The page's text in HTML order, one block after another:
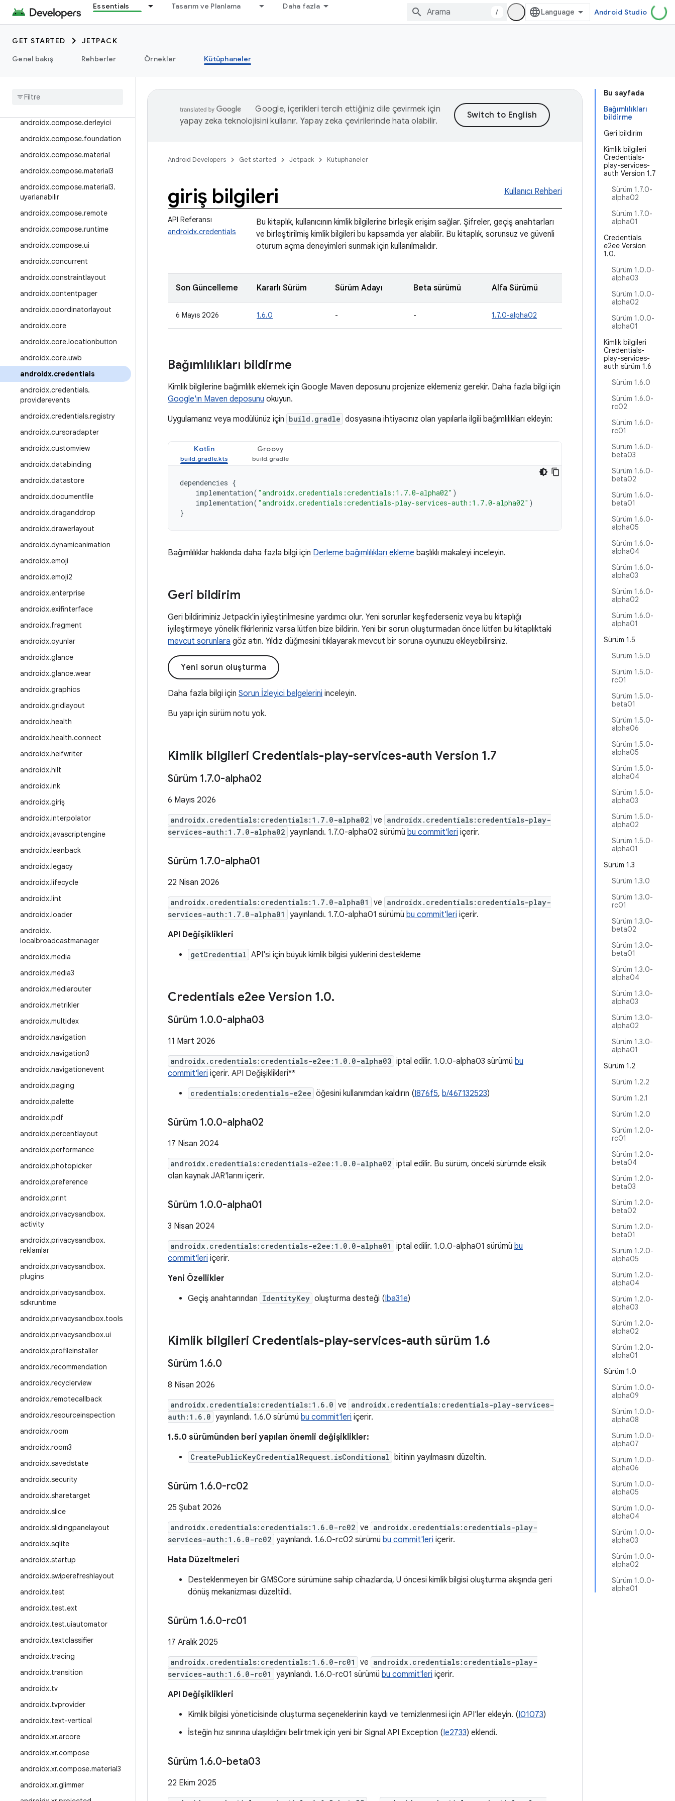
Essentials Tasarım ve Planlama Daha fazla
/ Android Studio
GET STARTED
JETPACK
Genel bakış
Rehberler Örnekler Kütüphaneler
androidx.camera.viewfinder
androidx.car
androidx.car.app
androidx.cardview
androidx.compose.derleyici
androidx.compose.foundation
androidx.compose.material
androidx.compose.material3
androidx.compose.material3.
uyarlanabilir
androidx.compose.remote
androidx.compose.runtime
androidx.compose.ui
androidx.concurrent
androidx.constraintlayout
androidx.contentpager
androidx.coordinatorlayout
androidx.core
androidx.core.locationbutton
androidx.core.uwb
androidx.credentials
androidx.credentials.
providerevents
androidx.credentials.registry
androidx.cursoradapter
androidx.customview
androidx.databinding
androidx.datastore
androidx.documentfile
androidx.draganddrop
androidx.drawerlayout
androidx.dynamicanimation
androidx.emoji
androidx.emoji2
androidx.enterprise
androidx.exifinterface
androidx.fragment
androidx.oyunlar
androidx.glance
androidx.glance.wear
androidx.graphics
androidx.gridlayout
androidx.health
androidx.health.connect
androidx.heifwriter
androidx.hilt
androidx.ink
androidx.giriş
androidx.interpolator
androidx.javascriptengine
androidx.leanback
androidx.legacy
androidx.lifecycle
androidx.lint
androidx.loader
androidx.
localbroadcastmanager
androidx.media
androidx.media3
androidx.mediarouter
androidx.metrikler
androidx.multidex
androidx.navigation
androidx.navigation3
androidx.navigationevent
androidx.paging
androidx.palette
androidx.pdf
androidx.percentlayout
androidx.performance
androidx.photopicker
androidx.preference
androidx.print
androidx.privacysandbox.
activity
androidx.privacysandbox.
reklamlar
androidx.privacysandbox.
plugins
androidx.privacysandbox.
sdkruntime
androidx.privacysandbox.tools
androidx.privacysandbox.ui
androidx.profileinstaller
androidx.recommendation
androidx.recyclerview
androidx.remotecallback
androidx.resourceinspection
androidx.room
androidx.room3
androidx.savedstate
androidx.security
androidx.sharetarget
androidx.slice
androidx.slidingpanelayout
androidx.sqlite
androidx.startup
androidx.swiperefreshlayout
androidx.test
androidx.test.ext
androidx.test.uiautomator
androidx.textclassifier
androidx.tracing
androidx.transition
androidx.tv
androidx.tvprovider
androidx.text-vertical
androidx.xr.arcore
androidx.xr.compose
androidx.xr.compose.material3
androidx.xr.glimmer
Bu sayfada
Bağımlılıkları
bildirme
Geri bildirim
Kimlik bilgileri
Credentials-
play-services-
auth Version 1.7
Sürüm 1.7.0-
alpha02
Sürüm 1.7.0-
alpha01
Credentials
e2ee Version
1.0.
Sürüm 1.0.0-
alpha03
Sürüm 1.0.0-
alpha02
Sürüm 1.0.0-
alpha01
Kimlik bilgileri
Credentials-
play-services-
auth sürüm 1.6
Sürüm 1.6.0
Sürüm 1.6.0-
rc02
Sürüm 1.6.0-
rc01
Sürüm 1.6.0-
beta03
Sürüm 1.6.0-
beta02
Sürüm 1.6.0-
beta01
Sürüm 1.6.0-
alpha05
Sürüm 1.6.0-
alpha04
Sürüm 1.6.0-
alpha03
Sürüm 1.6.0-
alpha02
Sürüm 1.6.0-
alpha01
Sürüm 1.5
Sürüm 1.5.0
Sürüm 1.5.0-
rc01
Sürüm 1.5.0-
beta01
Sürüm 1.5.0-
alpha06
Sürüm 1.5.0-
alpha05
Sürüm 1.5.0-
alpha04
Sürüm 1.5.0-
alpha03
Sürüm 1.5.0-
alpha02
Sürüm 1.5.0-
alpha01
Sürüm 1.3
Sürüm 1.3.0
Sürüm 1.3.0-
rc01
Sürüm 1.3.0-
beta02
Sürüm 1.3.0-
beta01
Sürüm 1.3.0-
alpha04
Sürüm 1.3.0-
alpha03
Sürüm 1.3.0-
alpha02
Sürüm 1.3.0-
alpha01
Sürüm 1.2
Sürüm 1.2.2
Sürüm 1.2.1
Sürüm 1.2.0
Sürüm 1.2.0-
rc01
Sürüm 1.2.0-
beta04
Sürüm 1.2.0-
beta03
Sürüm 1.2.0-
beta02
Sürüm 1.2.0-
beta01
Sürüm 1.2.0-
alpha05
Sürüm 1.2.0-
alpha04
Sürüm 1.2.0-
alpha03
Sürüm 1.2.0-
alpha02
Sürüm 1.2.0-
alpha01
Sürüm 1.0
Sürüm 1.0.0-
alpha09
Sürüm 1.0.0-
alpha08
Sürüm 1.0.0-
alpha07
Sürüm 1.0.0-
alpha06
Sürüm 1.0.0-
alpha05
Sürüm 1.0.0-
alpha04
Sürüm 1.0.0-
alpha03
Sürüm 1.0.0-
alpha02
Sürüm 1.0.0-
alpha01
Google, içerikleri tercih ettiğiniz dile çevirmek için
yapay zeka teknolojisini kullanır. Yapay zeka çevirilerinde hata olabilir.
Android Developers Get started Jetpack Kütüphaneler
giriş bilgileri Kullanıcı Rehberi
API Referansı
androidx.credentials
Bu kitaplık, kullanıcının kimlik bilgilerine birleşik erişim sağlar. Şifreler, geçiş anahtarları
ve birleştirilmiş kimlik bilgileri bu kapsamda yer alabilir. Bu kitaplık, sorunsuz ve güvenli
oturum açma deneyimleri sunmak için kullanılmalıdır.
Son Güncelleme Kararlı Sürüm Sürüm Adayı Beta sürümü Alfa Sürümü
6 Mayıs 2026 1.6.0 - - 1.7.0-alpha02
Bağımlılıkları bildirme
Kimlik bilgilerine bağımlılık eklemek için Google Maven deposunu projenize eklemeniz gerekir. Daha fazla bilgi için
Google'ın Maven deposunu okuyun.
Uygulamanız veya modülünüz için build.gradle dosyasına ihtiyacınız olan yapılarla ilgili bağımlılıkları ekleyin:
Kotlin Groovy
dependencies {
implementation( "androidx.credentials:credentials:1.7.0-alpha02" )
implementation( "androidx.credentials:credentials-play-services-auth:1.7.0-alpha02" )
}
Bağımlılıklar hakkında daha fazla bilgi için Derleme bağımlılıkları ekleme başlıklı makaleyi inceleyin.
Geri bildirim
Geri bildiriminiz Jetpack'in iyileştirilmesine yardımcı olur. Yeni sorunlar keşfederseniz veya bu kitaplığı
iyileştirmeye yönelik fikirleriniz varsa lütfen bize bildirin. Yeni bir sorun oluşturmadan önce lütfen bu kitaplıktaki
mevcut sorunlara göz atın. Yıldız düğmesini tıklayarak mevcut bir soruna oyunuzu ekleyebilirsiniz.
Yeni sorun oluşturma
Daha fazla bilgi için Sorun İzleyici belgelerini inceleyin.
Bu yapı için sürüm notu yok.
Kimlik bilgileri Credentials-play-services-auth Version 1.7
Sürüm 1.7.0-alpha02
6 Mayıs 2026
androidx.credentials:credentials:1.7.0-alpha02 ve androidx.credentials:credentials-play-
services-auth:1.7.0-alpha02 yayınlandı. 1.7.0-alpha02 sürümü bu commit'leri içerir.
Sürüm 1.7.0-alpha01
22 Nisan 2026
androidx.credentials:credentials:1.7.0-alpha01 ve androidx.credentials:credentials-play-
services-auth:1.7.0-alpha01
yayınlandı. 1.7.0-alpha01 sürümü bu commit'leri içerir.
API Değişiklikleri
getCredential API'si için büyük kimlik bilgisi yüklerini destekleme
Credentials e2ee Version 1.0.
Sürüm 1.0.0-alpha03
11 Mart 2026
androidx.credentials:credentials-e2ee:1.0.0-alpha03 iptal edilir. 1.0.0-alpha03 sürümü bu
commit'leri içerir. API Değişiklikleri**
credentials:credentials-e2ee öğesini kullanımdan kaldırın (I876f5, b/467132523)
Sürüm 1.0.0-alpha02
17 Nisan 2024
androidx.credentials:credentials-e2ee:1.0.0-alpha02 iptal edilir. Bu sürüm, önceki sürümde eksik
olan kaynak JAR'larını içerir.
Sürüm 1.0.0-alpha01
3 Nisan 2024
androidx.credentials:credentials-e2ee:1.0.0-alpha01 iptal edilir. 1.0.0-alpha01 sürümü bu
commit'leri içerir.
Yeni Özellikler
Geçiş anahtarından IdentityKey oluşturma desteği (Iba31e)
Kimlik bilgileri Credentials-play-services-auth sürüm 1.6
Sürüm 1.6.0
8 Nisan 2026
androidx.credentials:credentials:1.6.0 ve androidx.credentials:credentials-play-services-
auth:1.6.0 yayınlandı. 1.6.0 sürümü bu commit'leri içerir.
1.5.0 sürümünden beri yapılan önemli değişiklikler:
CreatePublicKeyCredentialRequest.isConditional bitinin yayılmasını düzeltin.
Sürüm 1.6.0-rc02
25 Şubat 2026
androidx.credentials:credentials:1.6.0-rc02 ve androidx.credentials:credentials-play-
services-auth:1.6.0-rc02 yayınlandı. 1.6.0-rc02 sürümü bu commit'leri içerir.
Hata Düzeltmeleri
Desteklenmeyen bir GMSCore sürümüne sahip cihazlarda, U öncesi kimlik bilgisi oluşturma akışında geri
dönüş mekanizması düzeltildi.
Sürüm 1.6.0-rc01
17 Aralık 2025
androidx.credentials:credentials:1.6.0-rc01 ve androidx.credentials:credentials-play-
services-auth:1.6.0-rc01
yayınlandı. 1.6.0-rc01 sürümü bu commit'leri içerir.
API Değişiklikleri
Kimlik bilgisi yöneticisinde oluşturma seçeneklerinin kaydı ve temizlenmesi için API'ler ekleyin. (I01073)
İsteğin hız sınırına ulaşıldığını belirtmek için yeni bir Signal API Exception (Ie2733) eklendi.
Sürüm 1.6.0-beta03
22 Ekim 2025